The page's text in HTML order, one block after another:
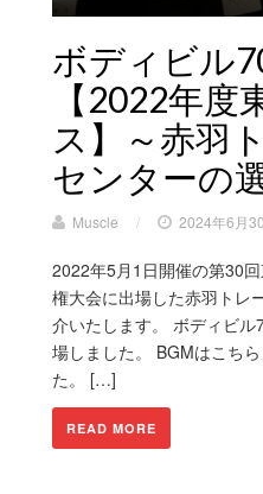
ボディビル
【2022年度
ス】～赤羽
センターの
Muscle / 2024年6月
2022年5月1日開催の第30
権大会に出場した赤羽トレ
介いたします。 ボディビ
場しました。 BGMはこち
た。 […]
READ MORE